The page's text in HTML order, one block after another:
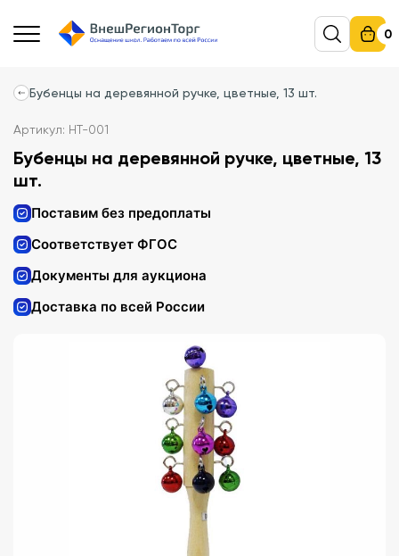
0
Бубенцы на деревянной ручке, цветные, 13 шт.
Артикул: НТ-001
Бубенцы на деревянной ручке, цветные, 13
шт.
Поставим без предоплаты
Соответствует ФГОС
Документы для аукциона
Доставка по всей России